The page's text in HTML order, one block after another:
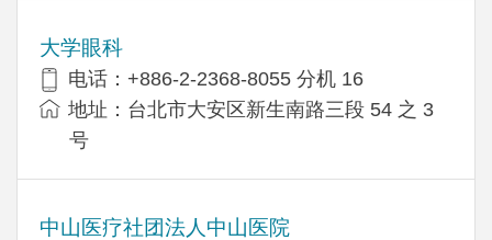
大学眼科
电话：+886-2-2368-8055 分机 16
地址：台北市大安区新生南路三段 54 之 3
号
中山医疗社团法人中山医院